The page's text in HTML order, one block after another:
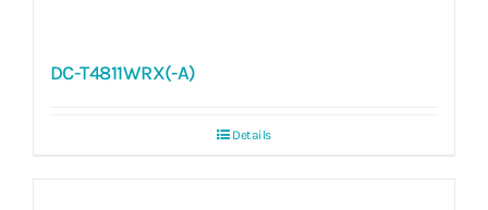
DC-T4811WRX(-A)
Details